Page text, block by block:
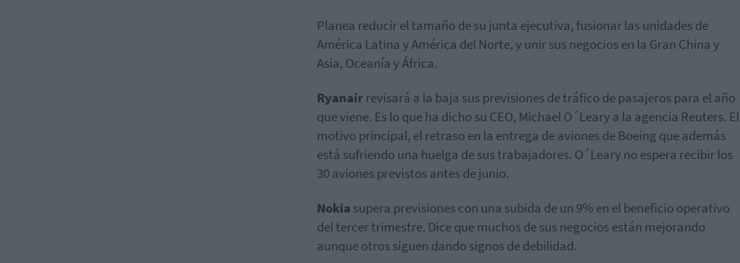
Planea reducir el tamaño de su junta ejecutiva, fusionar las unidades de
América Latina y América del Norte, y unir sus negocios en la Gran China y
Asia, Oceanía y África.
Ryanairrevisará a la baja sus previsiones de tráfico de pasajeros para el año
que viene. Es lo que ha dicho su CEO, Michael O´Leary a la agencia Reuters. El
motivo principal, el retraso en la entrega de aviones de Boeing que además
está sufriendo una huelga de sus trabajadores. O´Leary no espera recibir los
30 aviones previstos antes de junio.
Nokia supera previsiones con una subida de un 9% en el beneficio operativo
del tercer trimestre. Dice que muchos de sus negocios están mejorando
aunque otros siguen dando signos de debilidad.